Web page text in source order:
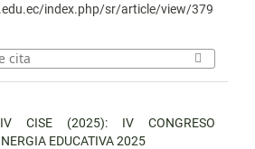
index.php/sr/article/view/379
cita
CISE (2025): IV CONGRESO
EDUCATIVA 2025